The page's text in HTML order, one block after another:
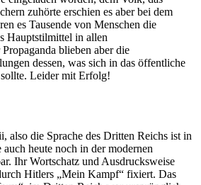
zuhörte erschien es aber bei dem
es Tausende von Menschen die
Hauptstilmittel in allen
blieben aber die
dessen, was sich in das öffentliche
Leider mit Erfolg!
also die Sprache des Dritten Reichs ist in
heute noch in der modernen
Ihr Wortschatz und Ausdrucksweise
Hitlers „Mein Kampf“ fixiert. Das